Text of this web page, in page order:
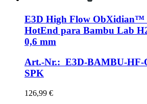
E3D High Flow ObXidian™
HotEnd para Bambu Lab
0,6 mm
Art.-Nr.: E3D-BAMBU-HF-
SPK
126,99 €